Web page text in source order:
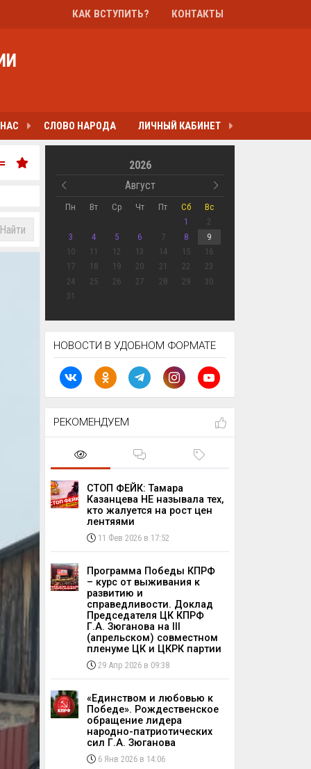
КАК ВСТУПИТЬ? КОНТАКТЫ
СЛОВО НАРОДА ЛИЧНЫЙ КАБИНЕТ
Найти
2026
Август
Пн Вт Ср Чт Пт Сб
Вс
1
2
3
4 5 6 7 8
9
10
11 12 13 14 15
16
17
18 19 20 21 22
23
24
25 26 27 28 29
30
31
НОВОСТИ В УДОБНОМ ФОРМАТЕ
РЕКОМЕНДУЕМ
СТОП ФЕЙК: Тамара
Казанцева НЕ называла тех,
кто жалуется на рост цен
лентяями
11 Фев 2026 в 17:52
Программа Победы КПРФ
– курс от выживания к
развитию и
справедливости. Доклад
Председателя ЦК КПРФ
Г.А. Зюганова на III
(апрельском) совместном
пленуме ЦК и ЦКРК партии
29 Апр 2026 в 09:38
«Единством и любовью к
Победе». Рождественское
обращение лидера
народно-патриотических
сил Г.А. Зюганова
6 Янв 2026 в 14:06